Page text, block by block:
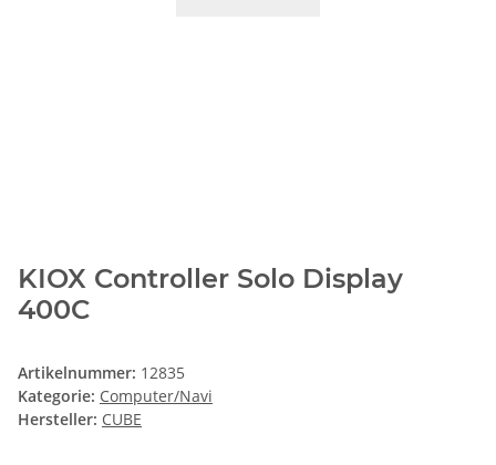
KIOX Controller Solo Display
400C
Artikelnummer: 12835
Kategorie: Computer/Navi
Hersteller: CUBE